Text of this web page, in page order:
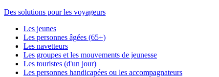
Des solutions pour les voyageurs
Les jeunes
Les personnes âgées (65+)
Les navetteurs
Les groupes et les mouvements de jeunesse
Les touristes (d'un jour)
Les personnes handicapées ou les accompagnateurs